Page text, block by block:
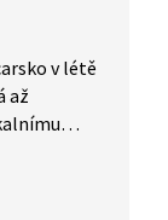
v létě
až
kmenů.